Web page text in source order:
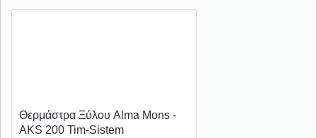
Θερμάστρα Ξύλου Alma Mons -
AKS 200 Tim-Sistem